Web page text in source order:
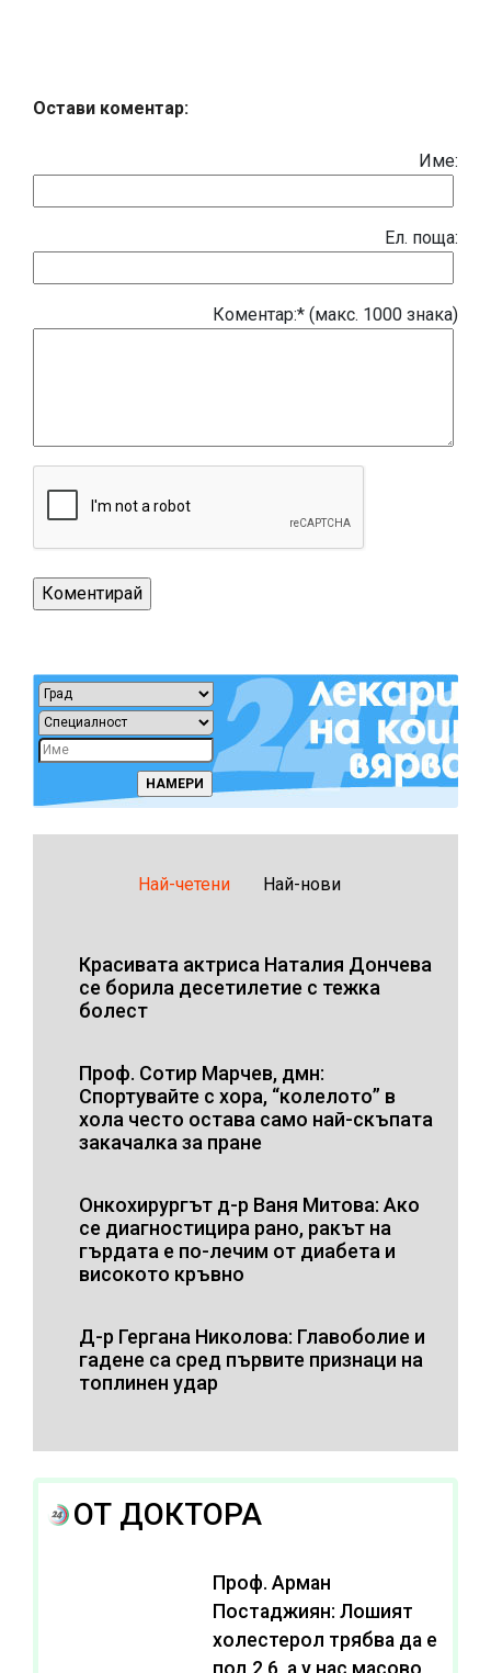
Остави коментар:
Име:
Eл. поща:
Коментар:* (макс. 1000 знака)
Най-четени Най-нови
Красивата актриса Наталия Дончева
се борила десетилетие с тежка
болест
Проф. Сотир Марчев, дмн:
Спортувайте с хора, “колелото” в
хола често остава само най-скъпата
закачалка за пране
Онкохирургът д-р Ваня Митова: Ако
се диагностицира рано, ракът на
гърдата е по-лечим от диабета и
високото кръвно
Д-р Гергана Николова: Главоболие и
гадене са сред първите признаци на
топлинен удар
ОТ ДОКТОРА
Проф. Арман
Постаджиян: Лошият
холестерол трябва да е
под 2,6, а у нас масово